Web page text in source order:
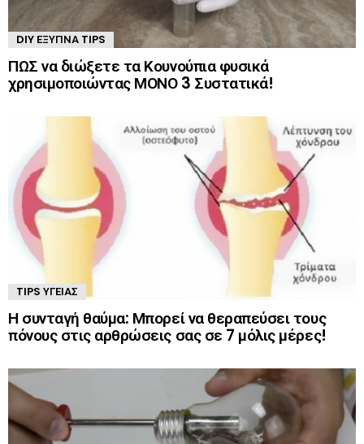
DIY ΈΞΥΠΝΑ TIPS
ΠΩΣ να διώξετε τα Κουνούπια φυσικά
χρησιμοποιώντας ΜΟΝΟ 3 Συστατικά!
TIPS ΥΓΕΊΑΣ
Η συνταγή θαύμα: Μπορεί να θεραπεύσει τους
πόνους στις αρθρώσεις σας σε 7 μόλις μέρες!